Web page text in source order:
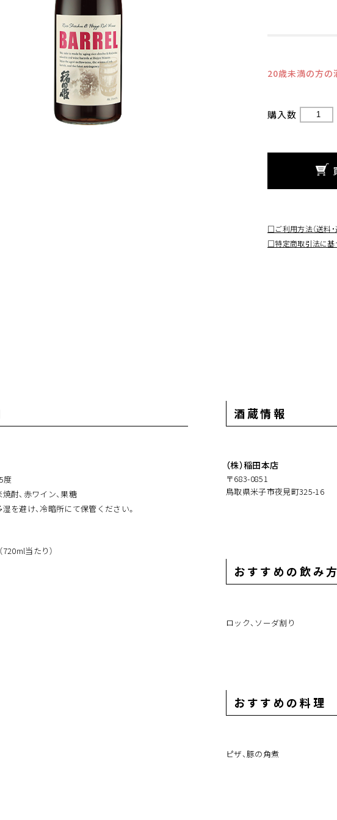
20歳未満の方の
購入数
□ご利用方法（送料
□特定商取引法に基
度
酎、赤ワイン、果糖
を避け、冷暗所にて保管ください。
720ml当たり）
酒蔵情報
（株）稲田本店
〒683-0851
鳥取県米子市夜見町325-16
おすすめの飲み方
ロック、ソーダ割り
おすすめの料理
ピザ、豚の角煮